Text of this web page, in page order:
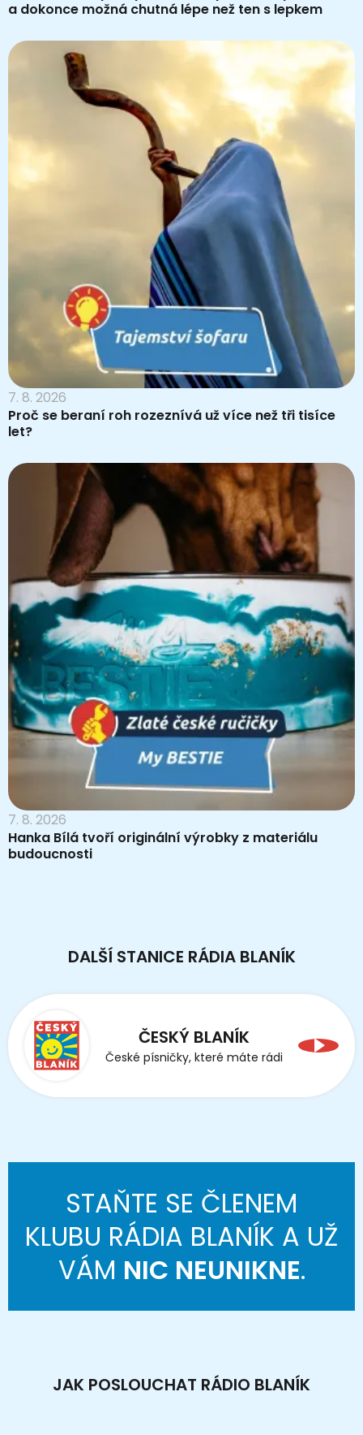
a dokonce možná chutná lépe než ten s lepkem
7. 8. 2026
Proč se beraní roh rozeznívá už více než tři tisíce
let?
7. 8. 2026
Hanka Bílá tvoří originální výrobky z materiálu
budoucnosti
DALŠÍ STANICE RÁDIA BLANÍK
ČESKÝ BLANÍK
České písničky, které máte rádi
STAŇTE SE ČLENEM
KLUBU RÁDIA BLANÍK A UŽ
VÁM NIC NEUNIKNE.
JAK POSLOUCHAT RÁDIO BLANÍK